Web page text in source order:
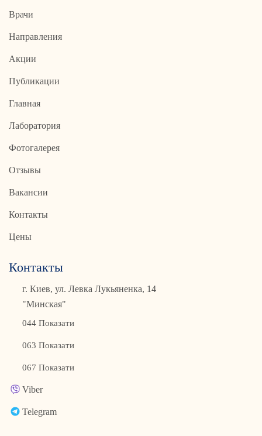
Врачи
Направления
Акции
Публикации
Главная
Лаборатория
Фотогалерея
Отзывы
Вакансии
Контакты
Цены
Контакты
г. Киев, ул. Левка Лукьяненка, 14
"Минская"
044 Показати
063 Показати
067 Показати
Viber
Telegram